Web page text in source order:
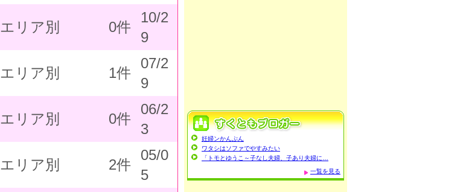
エリア別 0件
10/2
9
エリア別 1件
07/2
9
エリア別 0件
06/2
3
エリア別 2件
05/0
5
妊婦ンかんぷん
ワタシはソファでやすみたい
「トモとゆうこ～子なし夫婦、子あり夫婦に…
一覧を見る